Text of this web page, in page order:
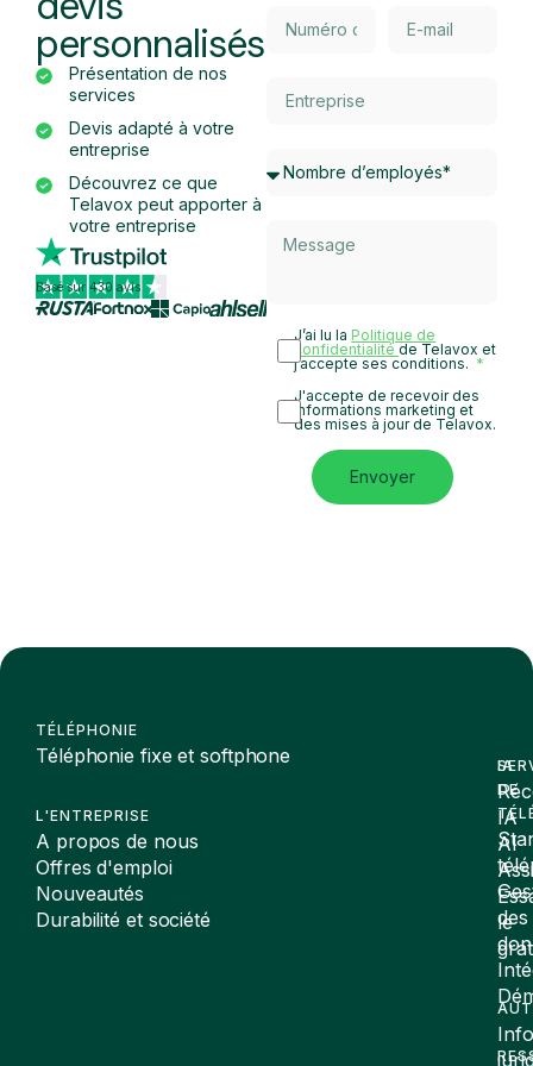
personnalisés
Présentation de nos
services
Devis adapté à votre
entreprise
Découvrez ce que
Telavox peut apporter à
votre entreprise
Basé sur 430 avis
J’ai lu la Politique de
confidentialitéde Telavox et
j’accepte ses conditions.
J'accepte de recevoir des
informations marketing et
des mises à jour de Telavox.
Envoyer
TÉLÉPHONIE
Téléphonie fixe et softphone
L'ENTREPRISE
A propos de nous
Offres d'emploi
Nouveautés
Durabilité et société
DE
des
IA
IA
AI
le